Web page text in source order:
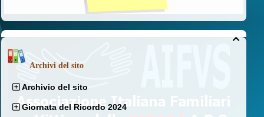

Archivi del sito
Archivio del sito
Giornata del Ricordo 2024